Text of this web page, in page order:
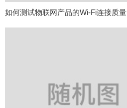
如何测试物联网产品的Wi-Fi连接质量